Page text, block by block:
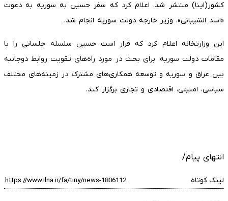
کشور(اینا) منتشر شد، اعلام کرد که سفر حسین به سوریه به دعوت
«اسد الشیبانی»، وزیر خارجه دولت سوریه انجام شد.
این وزارتخانه اعلام کرد که قرار است حسین سلسله جلساتی را با
مقامات دولت سوریه، برای بحث در مورد راه‌های تقویت روابط دوجانبه
بین عراق و سوریه و توسعه همکاری‌های مشترک در زمینه‌های مختلف
سیاسی، امنیتی، اقتصادی و تجاری برگزار کند.
انتهای پیام/
لینک کوتاه